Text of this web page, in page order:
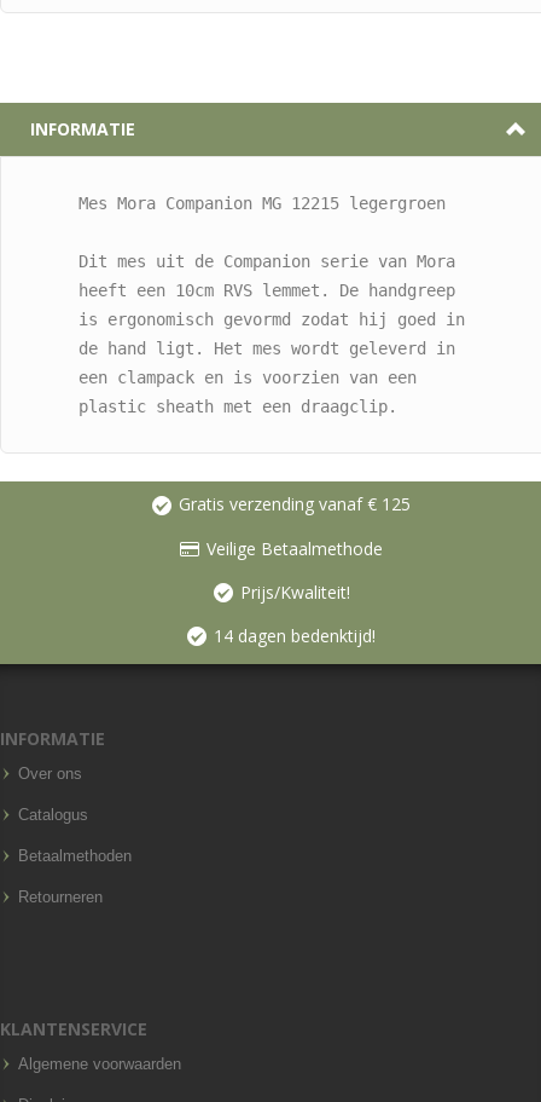
INFORMATIE
Mes Mora Companion MG 12215 legergroen
Dit mes uit de Companion serie van Mora
heeft een 10cm RVS lemmet. De handgreep
is ergonomisch gevormd zodat hij goed in
de hand ligt. Het mes wordt geleverd in
een clampack en is voorzien van een
plastic sheath met een draagclip.
Gratis verzending vanaf € 125
Veilige Betaalmethode
Prijs/Kwaliteit!
14 dagen bedenktijd!
INFORMATIE
Over ons
Catalogus
Betaalmethoden
Retourneren
KLANTENSERVICE
Algemene voorwaarden